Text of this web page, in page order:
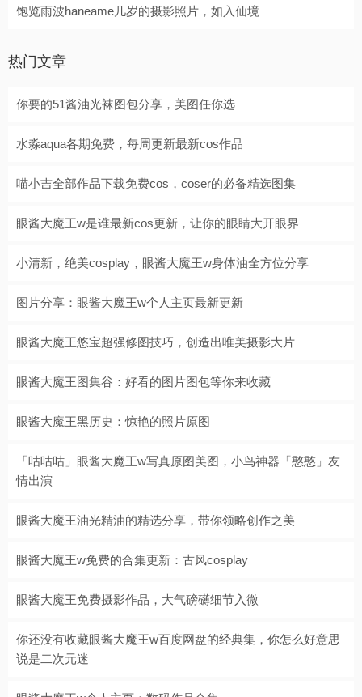
饱览雨波haneame几岁的摄影照片，如入仙境
热门文章
你要的51酱油光袜图包分享，美图任你选
水淼aqua各期免费，每周更新最新cos作品
喵小吉全部作品下载免费cos，coser的必备精选图集
眼酱大魔王w是谁最新cos更新，让你的眼睛大开眼界
小清新，绝美cosplay，眼酱大魔王w身体油全方位分享
图片分享：眼酱大魔王w个人主页最新更新
眼酱大魔王悠宝超强修图技巧，创造出唯美摄影大片
眼酱大魔王图集谷：好看的图片图包等你来收藏
眼酱大魔王黑历史：惊艳的照片原图
「咕咕咕」眼酱大魔王w写真原图美图，小鸟神器「憨憨」友
情出演
眼酱大魔王油光精油的精选分享，带你领略创作之美
眼酱大魔王w免费的合集更新：古风cosplay
眼酱大魔王免费摄影作品，大气磅礴细节入微
你还没有收藏眼酱大魔王w百度网盘的经典集，你怎么好意思
说是二次元迷